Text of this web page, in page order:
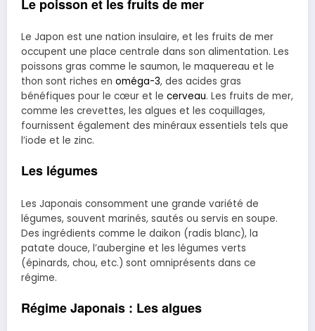
Le poisson et les fruits de mer
Le Japon est une nation insulaire, et les fruits de mer
occupent une place centrale dans son alimentation. Les
poissons gras comme le saumon, le maquereau et le
thon sont riches en oméga-3, des acides gras
bénéfiques pour le cœur et le cerveau. Les fruits de mer,
comme les crevettes, les algues et les coquillages,
fournissent également des minéraux essentiels tels que
l’iode et le zinc.
Les légumes
Les Japonais consomment une grande variété de
légumes, souvent marinés, sautés ou servis en soupe.
Des ingrédients comme le daikon (radis blanc), la
patate douce, l’aubergine et les légumes verts
(épinards, chou, etc.) sont omniprésents dans ce
régime.
Régime Japonais : Les algues